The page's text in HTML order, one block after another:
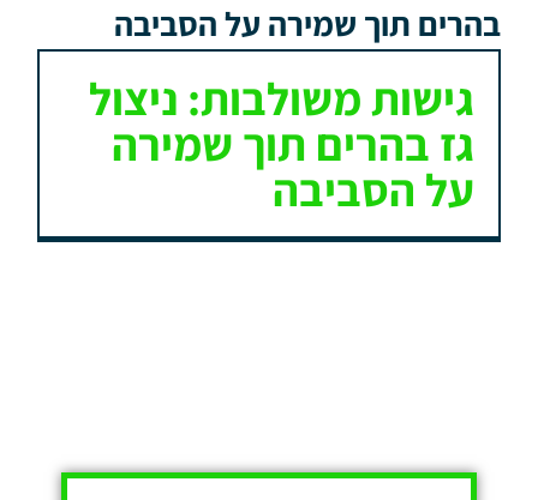
בהרים תוך שמירה על הסביבה
גישות משולבות: ניצול
גז בהרים תוך שמירה
על הסביבה